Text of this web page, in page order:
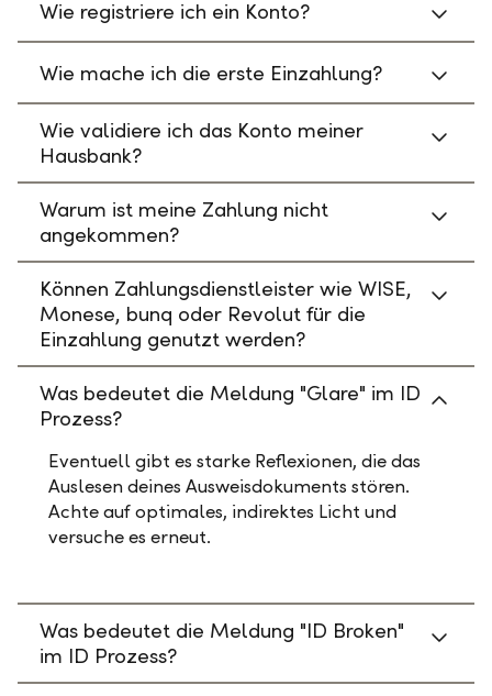
Wie registriere ich ein Konto?
Wie mache ich die erste Einzahlung?
Wie validiere ich das Konto meiner
Hausbank?
Warum ist meine Zahlung nicht
angekommen?
Können Zahlungsdienstleister wie WISE,
Monese, bunq oder Revolut für die
Einzahlung genutzt werden?
Was bedeutet die Meldung "Glare" im ID
Prozess?
Eventuell gibt es starke Reflexionen, die das
Auslesen deines Ausweisdokuments stören.
Achte auf optimales, indirektes Licht und
versuche es erneut.
Was bedeutet die Meldung "ID Broken"
im ID Prozess?